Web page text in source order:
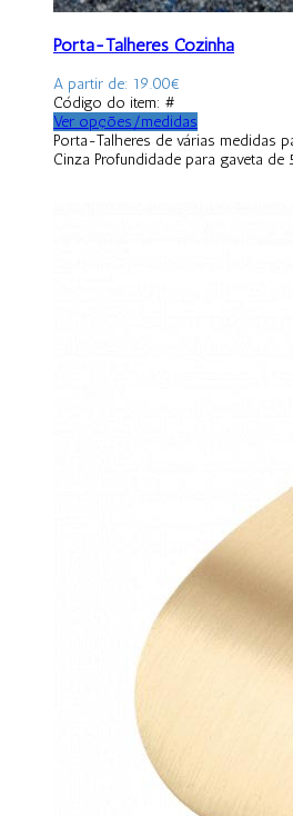
Porta-Talheres Cozinha
A partir de: 19.00€
Código do item: #
Ver opções/medidas
Porta-Talheres de várias medidas
Cinza Profundidade para gaveta de